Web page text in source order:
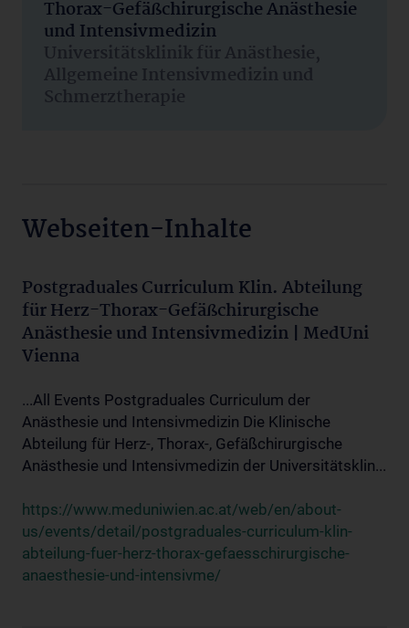
Thorax-Gefäßchirurgische Anästhesie
und Intensivmedizin
Universitätsklinik für Anästhesie,
Allgemeine Intensivmedizin und
Schmerztherapie
Webseiten-Inhalte
Postgraduales Curriculum Klin. Abteilung
für Herz-Thorax-Gefäßchirurgische
Anästhesie und Intensivmedizin | MedUni
Vienna
...All Events Postgraduales Curriculum der
Anästhesie und Intensivmedizin Die Klinische
Abteilung für Herz-, Thorax-, Gefäßchirurgische
Anästhesie und Intensivmedizin der Universitätsklin...
https://www.meduniwien.ac.at/web/en/about-
us/events/detail/postgraduales-curriculum-klin-
abteilung-fuer-herz-thorax-gefaesschirurgische-
anaesthesie-und-intensivme/